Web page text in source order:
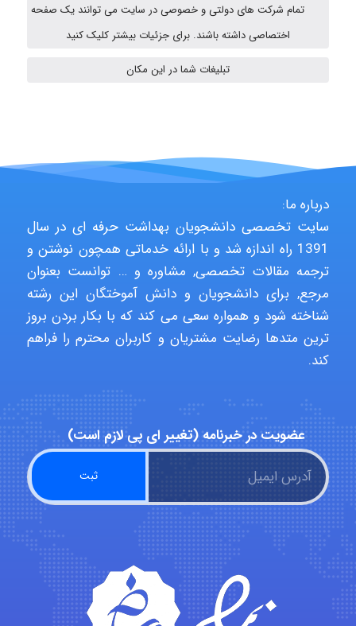
A.balandeh
aghajari vahid
Poubakhtiari
hosein abdolvand
Kati
emami
تمام شرکت های دولتی و خصوصی در سایت می توانند یک صفحه
اختصاصی داشته باشند. برای جزئیات بیشتر کلیک کنید
تبلیغات شما در این مکان
درباره ما:
سایت تخصصی دانشجویان بهداشت حرفه ای در سال
1391 راه اندازه شد و با ارائه خدماتی همچون نوشتن و
ترجمه مقالات تخصصی, مشاوره و … توانست بعنوان
مرجع, برای دانشجویان و دانش آموختگان این رشته
شناخته شود و همواره سعی می کند که با بکار بردن بروز
ترین متدها رضایت مشتریان و کاربران محترم را فراهم
کند.
عضویت در خبرنامه (تغییر ای پی لازم است)